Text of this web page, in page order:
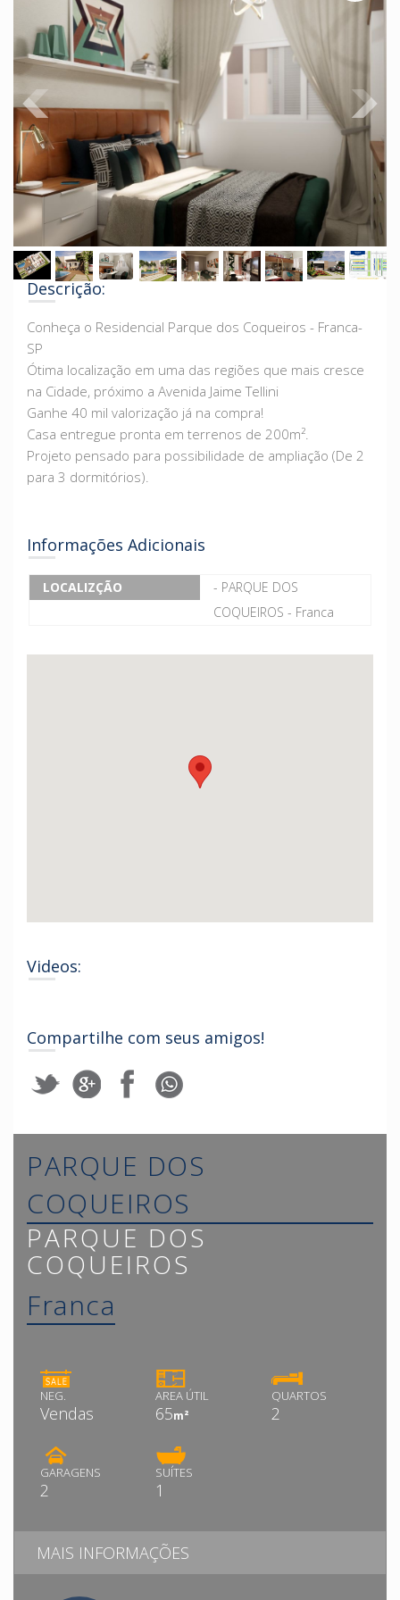
Descrição:
Conheça o Residencial Parque dos Coqueiros - Franca-
SP
Ótima localização em uma das regiões que mais cresce
na Cidade, próximo a Avenida Jaime Tellini
Ganhe 40 mil valorização já na compra!
Casa entregue pronta em terrenos de 200m².
Projeto pensado para possibilidade de ampliação (De 2
para 3 dormitórios).
Informações Adicionais
LOCALIZÇÃO
- PARQUE DOS
COQUEIROS - Franca
Videos:
Compartilhe com seus amigos!
PARQUE DOS
COQUEIROS
PARQUE DOS
COQUEIROS
Franca
NEG.
Vendas
AREA ÚTIL
65m²
QUARTOS
2
GARAGENS
2
SUÍTES
1
MAIS INFORMAÇÕES